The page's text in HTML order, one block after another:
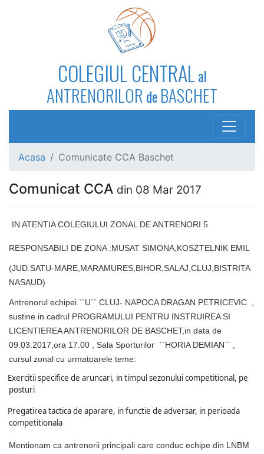
COLEGIUL CENTRALal
ANTRENORILOR de BASCHET
Acasa Comunicate CCA Baschet
Comunicat CCA din 08 Mar 2017
IN ATENTIA COLEGIULUI ZONAL DE ANTRENORI 5
RESPONSABILI DE ZONA :MUSAT SIMONA,KOSZTELNIK EMIL
(JUD.SATU-MARE,MARAMURES,BIHOR,SALAJ,CLUJ,BISTRITA
NASAUD)
Antrenorul echipei ``U`` CLUJ- NAPOCA DRAGAN PETRICEVIC ,
sustine in cadrul PROGRAMULUI PENTRU INSTRUIREA SI
LICENTIEREA ANTRENORILOR DE BASCHET,in data de
09.03.2017,ora 17.00 , Sala Sporturilor ``HORIA DEMIAN`` ,
cursul zonal cu urmatoarele teme:
Exercitii specifice de aruncari, in timpul sezonului competitional, pe
posturi
Pregatirea tactica de aparare, in functie de adversar, in perioada
competitionala
Mentionam ca antrenorii principali care conduc echipe din LNBM